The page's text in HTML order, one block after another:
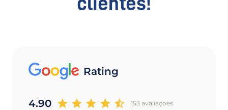
Rating
4.90 153 avaliaçoes